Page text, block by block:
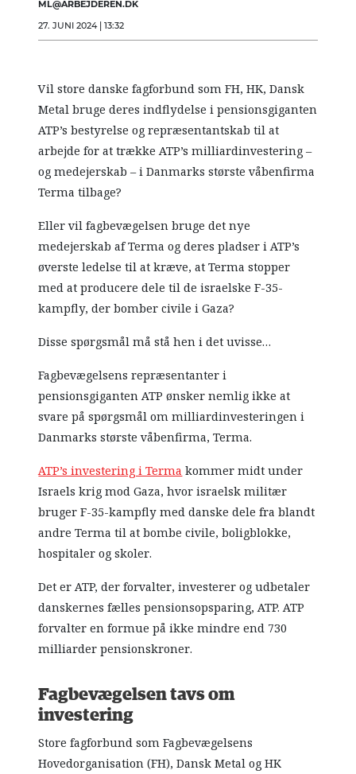
ML@ARBEJDEREN.DK
27. JUNI 2024 | 13:32
Vil store danske fagforbund som FH, HK, Dansk
Metal bruge deres indflydelse i pensionsgiganten
ATP’s bestyrelse og repræsentantskab til at
arbejde for at trække ATP’s milliardinvestering –
og medejerskab – i Danmarks største våbenfirma
Terma tilbage?
Eller vil fagbevægelsen bruge det nye
medejerskab af Terma og deres pladser i ATP’s
øverste ledelse til at kræve, at Terma stopper
med at producere dele til de israelske F-35-
kampfly, der bomber civile i Gaza?
Disse spørgsmål må stå hen i det uvisse…
Fagbevægelsens repræsentanter i
pensionsgiganten ATP ønsker nemlig ikke at
svare på spørgsmål om milliardinvesteringen i
Danmarks største våbenfirma, Terma.
ATP’s investering i Terma kommer midt under
Israels krig mod Gaza, hvor israelsk militær
bruger F-35-kampfly med danske dele fra blandt
andre Terma til at bombe civile, boligblokke,
hospitaler og skoler.
Det er ATP, der forvalter, investerer og udbetaler
danskernes fælles pensionsopsparing, ATP. ATP
forvalter en formue på ikke mindre end 730
milliarder pensionskroner.
Fagbevægelsen tavs om
investering
Store fagforbund som Fagbevægelsens
Hovedorganisation (FH), Dansk Metal og HK